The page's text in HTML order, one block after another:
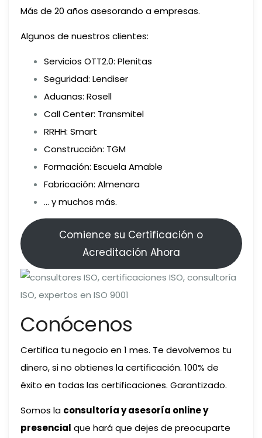
Más de 20 años asesorando a empresas.
Algunos de nuestros clientes:
Servicios OTT2.0: Plenitas
Seguridad: Lendiser
Aduanas: Rosell
Call Center: Transmitel
RRHH: Smart
Construcción: TGM
Formación: Escuela Amable
Fabricación: Almenara
… y muchos más.
Comience su Certificación o
Acreditación Ahora
Conócenos
Certifica tu negocio en 1 mes. Te devolvemos tu
dinero, si no obtienes la certificación. 100% de
éxito en todas las certificaciones. Garantizado.
Somos la consultoría y asesoría online y
presencial que hará que dejes de preocuparte